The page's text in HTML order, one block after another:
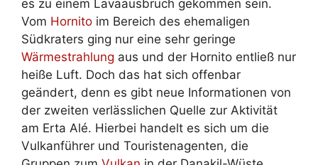
es zu einem Lavaausbruch gekommen sein.
Vom Hornito im Bereich des ehemaligen
Südkraters ging nur eine sehr geringe
Wärmestrahlung aus und der Hornito entließ nur
heiße Luft. Doch das hat sich offenbar
geändert, denn es gibt neue Informationen von
der zweiten verlässlichen Quelle zur Aktivität
am Erta Alé. Hierbei handelt es sich um die
Vulkanführer und Touristenagenten, die